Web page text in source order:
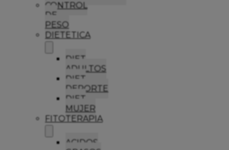
CONTROL
DE
PESO
DIETETICA
DIET
ADULTOS
DIET
DEPORTE
DIET
MUJER
FITOTERAPIA
ACIDOS